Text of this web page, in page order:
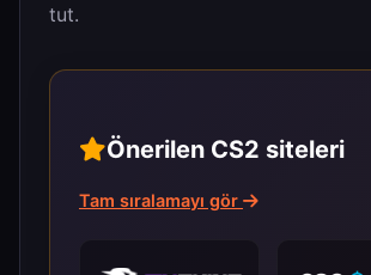
tut.
Önerilen CS2 siteleri
Tam sıralamayı gör